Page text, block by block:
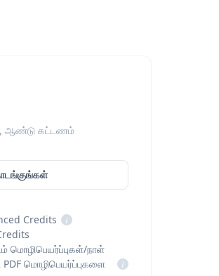
ஆண்டு கட்டணம்
Credits
i
மொழிபெயர்ப்புகள்/நாள்
மொழிபெயர்ப்புகளை
i